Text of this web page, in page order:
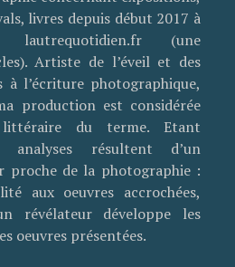
livres depuis début 2017 à
lautrequotidien.fr (une
Artiste de l’éveil et des
à l’écriture photographique,
production est considérée
du terme. Etant
analyses résultent d’un
proche de la photographie :
aux oeuvres accrochées,
révélateur développe les
oeuvres présentées.